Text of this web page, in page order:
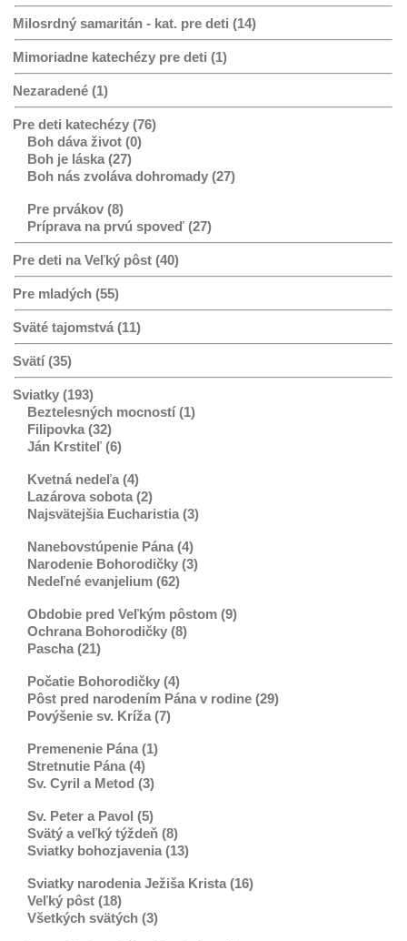
Milosrdný samaritán - kat. pre deti (14)
Mimoriadne katechézy pre deti (1)
Nezaradené (1)
Pre deti katechézy (76)
Boh dáva život (0)
Boh je láska (27)
Boh nás zvoláva dohromady (27)
Pre prvákov (8)
Príprava na prvú spoveď (27)
Pre deti na Veľký pôst (40)
Pre mladých (55)
Sväté tajomstvá (11)
Svätí (35)
Sviatky (193)
Beztelesných mocností (1)
Filipovka (32)
Ján Krstiteľ (6)
Kvetná nedeľa (4)
Lazárova sobota (2)
Najsvätejšia Eucharistia (3)
Nanebovstúpenie Pána (4)
Narodenie Bohorodičky (3)
Nedeľné evanjelium (62)
Obdobie pred Veľkým pôstom (9)
Ochrana Bohorodičky (8)
Pascha (21)
Počatie Bohorodičky (4)
Pôst pred narodením Pána v rodine (29)
Povýšenie sv. Kríža (7)
Premenenie Pána (1)
Stretnutie Pána (4)
Sv. Cyril a Metod (3)
Sv. Peter a Pavol (5)
Svätý a veľký týždeň (8)
Sviatky bohozjavenia (13)
Sviatky narodenia Ježiša Krista (16)
Veľký pôst (18)
Všetkých svätých (3)